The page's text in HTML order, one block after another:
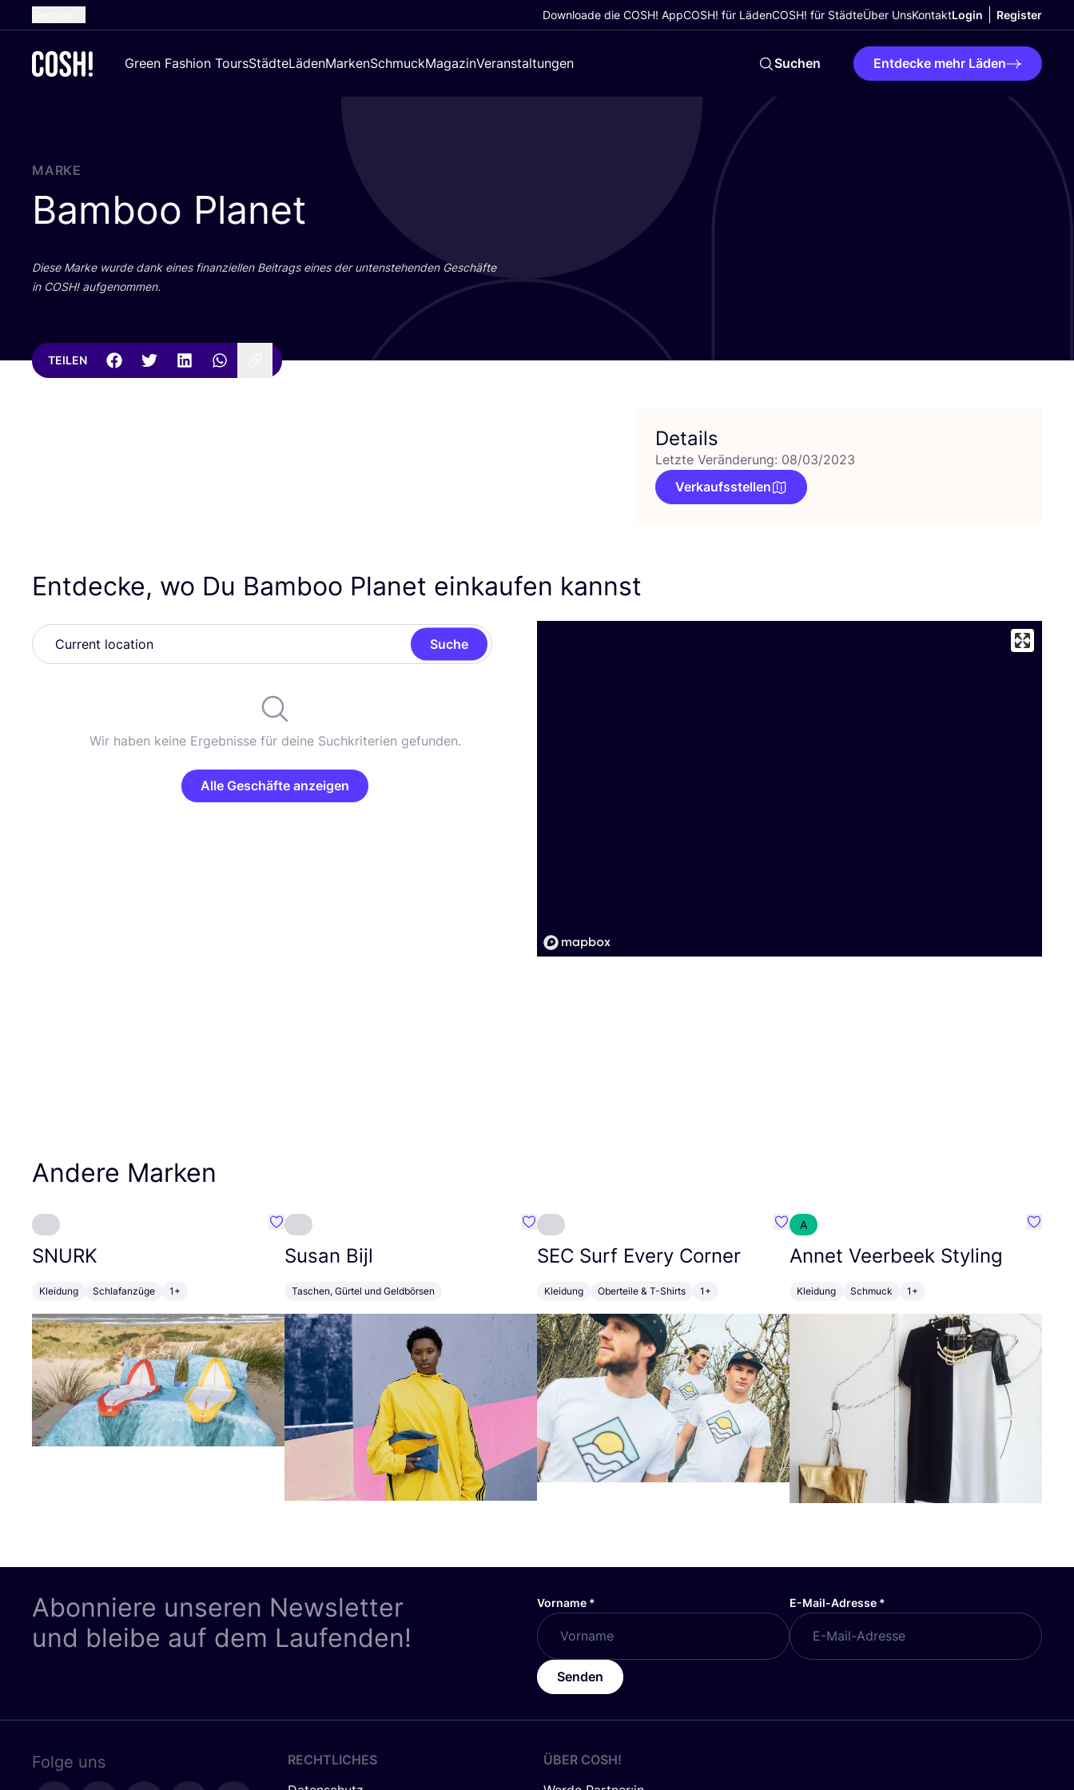
Dutch
Croatian
Downloade die COSH! AppCOSH! für LädenCOSH! für StädteÜber UnsKontaktLogin Register
Green Fashion ToursStädteLädenMarkenSchmuckMagazinVeranstaltungen Suchen Entdecke mehr Läden
MARKE
Bamboo Planet
Die­se Mar­ke wur­de dank eines finan­zi­el­len Bei­trags eines der unten­ste­hen­den Geschäf­te
in COSH! aufgenommen.
TEILEN
Details
Letzte Veränderung: 08/03/2023
Verkaufsstellen
Entdecke, wo Du Bamboo Planet einkaufen kannst
Suche
Wir haben keine Ergebnisse für deine Suchkriterien gefunden.
Alle Geschäfte anzeigen
Andere Marken
SNURK
Kleidung Schlafanzüge 1+
Favorit SNURK
Susan Bijl
Taschen, Gürtel und Geldbörsen
Favorit Susan Bijl
SEC Surf Every Corner
Kleidung Oberteile & T-Shirts 1+
Favorit SEC Surf Every Corner
A
Annet Veerbeek Styling
Kleidung Schmuck 1+
Favorit
Abonniere unseren Newsletter
und bleibe auf dem Laufenden!
Vorname * E-Mail-Adresse *
Senden
Folge uns
RECHTLICHES
ÜBER COSH!